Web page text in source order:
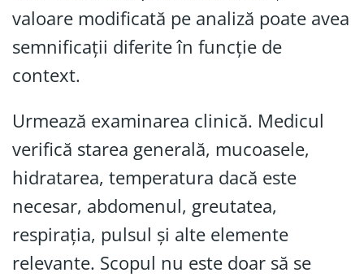
valoare modificată pe analiză poate avea
semnificații diferite în funcție de
context.
Urmează examinarea clinică. Medicul
verifică starea generală, mucoasele,
hidratarea, temperatura dacă este
necesar, abdomenul, greutatea,
respirația, pulsul și alte elemente
relevante. Scopul nu este doar să se